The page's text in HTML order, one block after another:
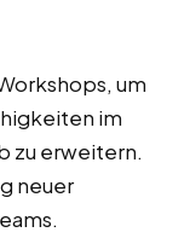
um
im
zu erweitern.
neuer